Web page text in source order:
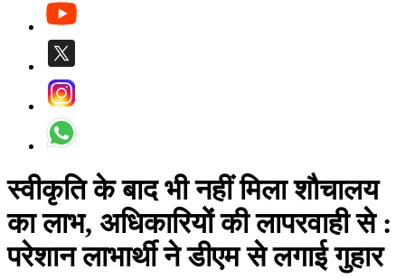
स्वीकृति के बाद भी नहीं मिला शौचालय
का लाभ, अधिकारियों की लापरवाही से :
परेशान लाभार्थी ने डीएम से लगाई गुहार